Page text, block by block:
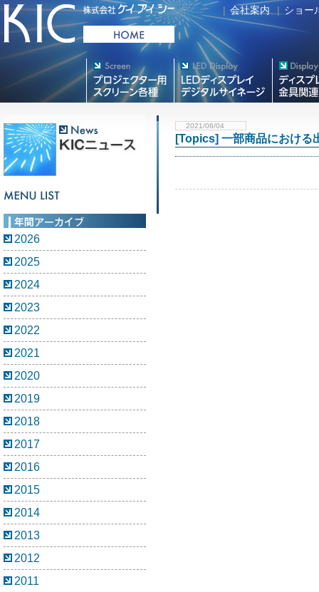
| 会社案内 | ショー
2026
2025
2024
2023
2022
2021
2020
2019
2018
2017
2016
2015
2014
2013
2012
2011
2021/06/04
[Topics] 一部商品における